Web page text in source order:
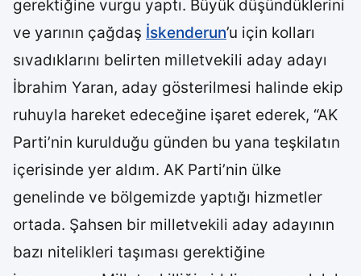
gerektiğine vurgu yaptı. Büyük düşündüklerini
ve yarının çağdaş İskenderun’u için kolları
sıvadıklarını belirten milletvekili aday adayı
İbrahim Yaran, aday gösterilmesi halinde ekip
ruhuyla hareket edeceğine işaret ederek, “AK
Parti’nin kurulduğu günden bu yana teşkilatın
içerisinde yer aldım. AK Parti’nin ülke
genelinde ve bölgemizde yaptığı hizmetler
ortada. Şahsen bir milletvekili aday adayının
bazı nitelikleri taşıması gerektiğine